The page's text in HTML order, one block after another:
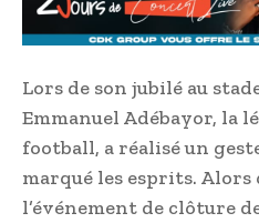
Lors de son jubilé au
Emmanuel Adébayor, la
football, a réalisé un
marqué les esprits. Alors
l’événement de clôture